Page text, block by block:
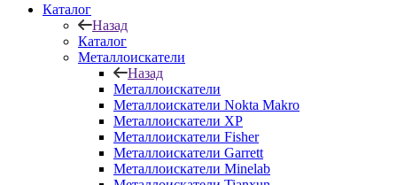
Каталог
Назад
Каталог
Металлоискатели
Назад
Металлоискатели
Металлоискатели Nokta Makro
Металлоискатели XP
Металлоискатели Fisher
Металлоискатели Garrett
Металлоискатели Minelab